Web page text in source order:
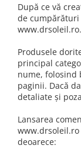
După ce vă
de
www.drsoleil.ro.
Produsele
principal
nume, folosind
paginii. Dacă
detaliate și
Lansarea
deoarece: